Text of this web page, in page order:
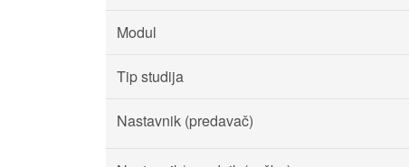
Modul
Tip studija
Nastavnik (predavač)